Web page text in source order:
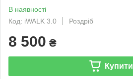
В наявності
Код: iWALK 3.0
Роздріб
8 500 ₴
Купити